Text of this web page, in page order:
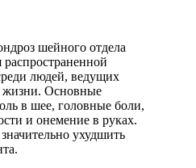
шейного отдела
распространенной
людей, ведущих
жизни. Основные
в шее, головные боли,
и онемение в руках.
ухудшить